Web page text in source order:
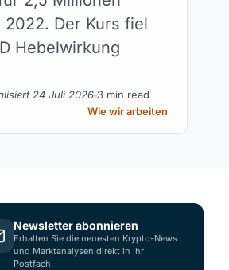
Der Kurs fiel
Hebelwirkung
24 Juli 2026 3 min read
Wie wir arbeiten
Newsletter abonnieren
Erhalten Sie die neuesten Krypto-News
und Marktanalysen direkt in Ihr
Postfach.